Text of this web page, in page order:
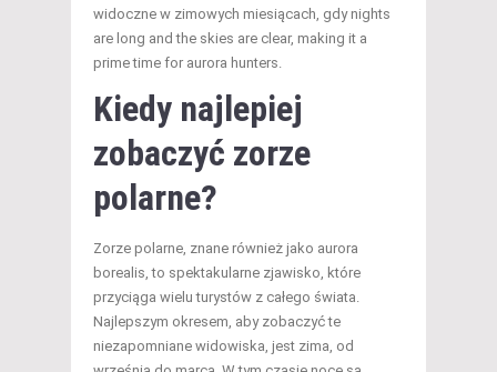
widoczne w zimowych miesiącach, gdy nights
are long and the skies are clear, making it a
prime time for aurora hunters.
Kiedy najlepiej
zobaczyć zorze
polarne?
Zorze polarne, znane również jako aurora
borealis, to spektakularne zjawisko, które
przyciąga wielu turystów z całego świata.
Najlepszym okresem, aby zobaczyć te
niezapomniane widowiska, jest zima, od